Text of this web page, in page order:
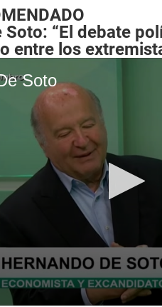
Soto: “El debate
entre los
Soto